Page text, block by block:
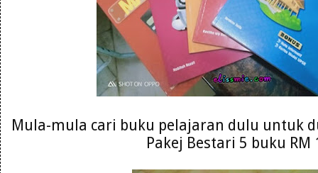
Mula-mula cari buku pelajaran dulu untuk
Pakej Bestari 5 buku RM